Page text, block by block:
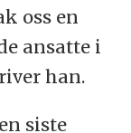
oss en
ansatte i
han.
siste